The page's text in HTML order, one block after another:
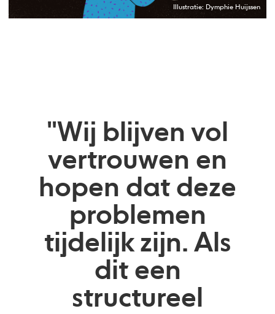
Illustratie: Dymphie Huijssen
"Wij blijven vol
vertrouwen en
hopen dat deze
problemen
tijdelijk zijn. Als
dit een
structureel